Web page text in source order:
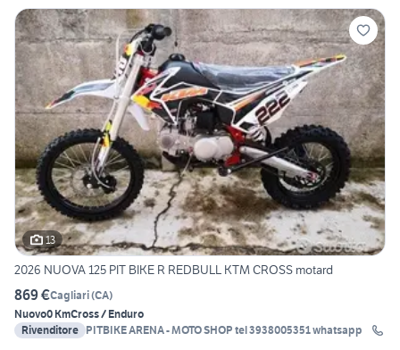
13
2026 NUOVA 125 PIT BIKE R REDBULL KTM CROSS motard
869 €Cagliari(CA)
Nuovo0 KmCross / Enduro
Rivenditore PITBIKE ARENA - MOTO SHOP tel 3938005351 whatsapp